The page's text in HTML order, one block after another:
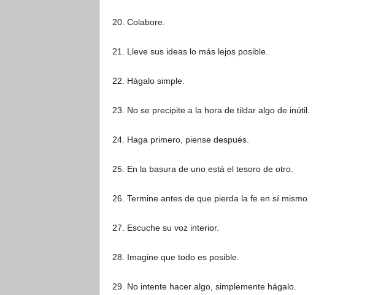
20. Colabore.
21. Lleve sus ideas lo más lejos posible.
22. Hágalo simple.
23. No se precipite a la hora de tildar algo de inútil.
24. Haga primero, piense después.
25. En la basura de uno está el tesoro de otro.
26. Termine antes de que pierda la fe en sí mismo.
27. Escuche su voz interior.
28. Imagine que todo es posible.
29. No intente hacer algo, simplemente hágalo.